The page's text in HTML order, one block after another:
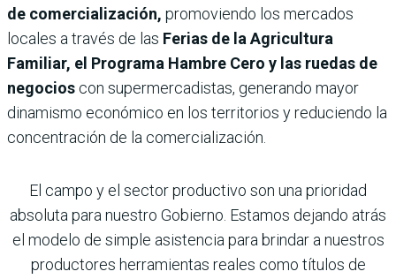
de comercialización, promoviendo los mercados
locales a través de las Ferias de la Agricultura
Familiar, el Programa Hambre Cero y las ruedas de
negocios con supermercadistas, generando mayor
dinamismo económico en los territorios y reduciendo la
concentración de la comercialización.
El campo y el sector productivo son una prioridad
absoluta para nuestro Gobierno. Estamos dejando atrás
el modelo de simple asistencia para brindar a nuestros
productores herramientas reales como títulos de